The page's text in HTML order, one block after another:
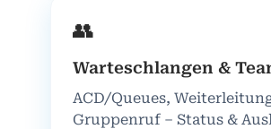
👥
Warteschlangen &
ACD/Queues,
Gruppenruf – Status &